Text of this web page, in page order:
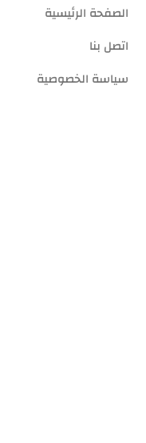
الصفحة الرئيسية
اتصل بنا
سياسة الخصوصية